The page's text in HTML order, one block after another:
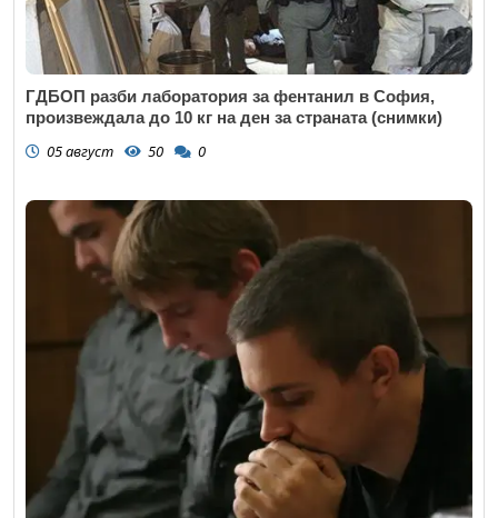
ГДБОП разби лаборатория за фентанил в София,
произвеждала до 10 кг на ден за страната (снимки)
05 август 50 0